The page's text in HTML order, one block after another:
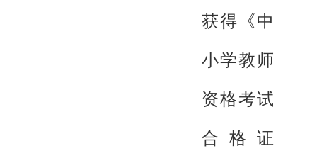
获得《中
小学教师
资格考试
合格证